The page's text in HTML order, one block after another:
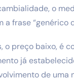
o
a frase
o preço baixo, é
já
de